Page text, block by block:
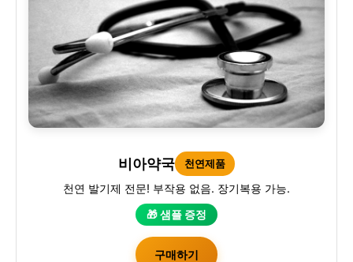
비아약국 천연제품
천연 발기제 전문! 부작용 없음. 장기복용 가능.
🎁 샘플 증정
구매하기